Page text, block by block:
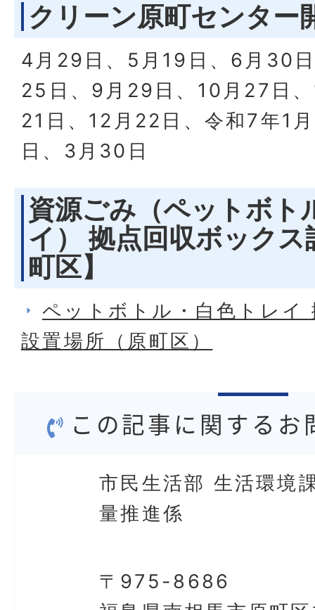
クリーン原町センター
4月29日、5月19日、6月30
25日、9月29日、10月27日
21日、12月22日、令和7年1
日、3月30日
資源ごみ（ペットボト
イ） 拠点回収ボックス
町区】
ペットボトル・白色トレイ
設置場所（原町区）
この記事に関するお
市民生活部 生活環境
量推進係
〒975-8686